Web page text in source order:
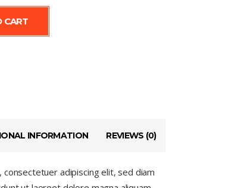
CART
INFORMATION REVIEWS (0)
adipiscing elit, sed diam